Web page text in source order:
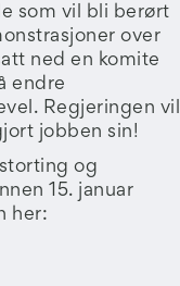
som vil bli berørt
over
ned en komite
endre
Regjeringen vil
jobben sin!
og
15. januar
her: